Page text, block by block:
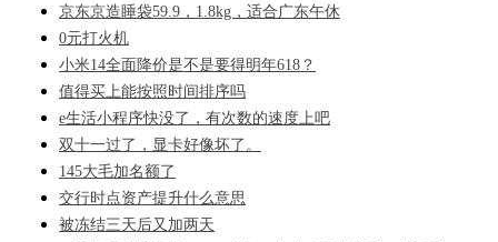
京东京造睡袋59.9，1.8kg，适合广东午休
0元打火机
小米14全面降价是不是要得明年618？
值得买上能按照时间排序吗
e生活小程序快没了，有次数的速度上吧
双十一过了，显卡好像坏了。
145大毛加名额了
交行时点资产提升什么意思
被冻结三天后又加两天